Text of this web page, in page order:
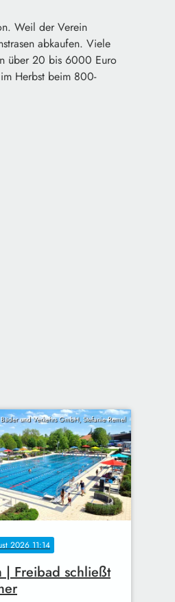
Weil der Verein
abkaufen. Viele
über 20 bis 6000 Euro
Herbst beim 800-
und Verkehrs GmbH, Stefanie Remel
2026 11:14
| Freibad schließt